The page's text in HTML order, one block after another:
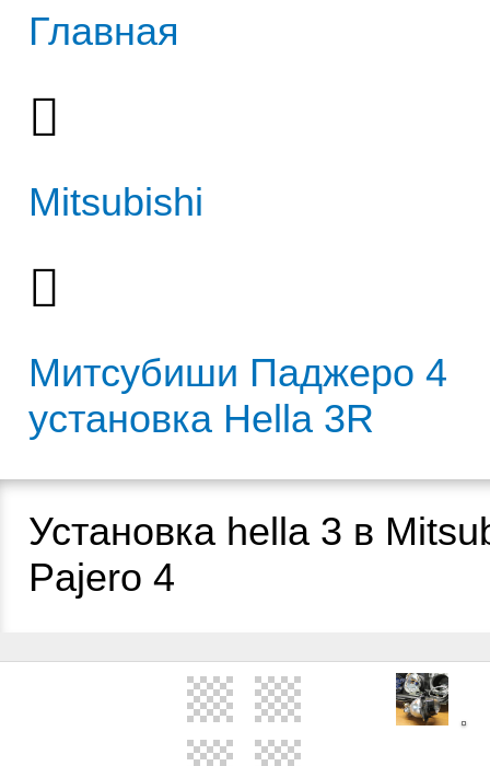
Главная
Mitsubishi
Митсубиши Паджеро 4
установка Hella 3R
Установка hella 3 в
Pajero 4